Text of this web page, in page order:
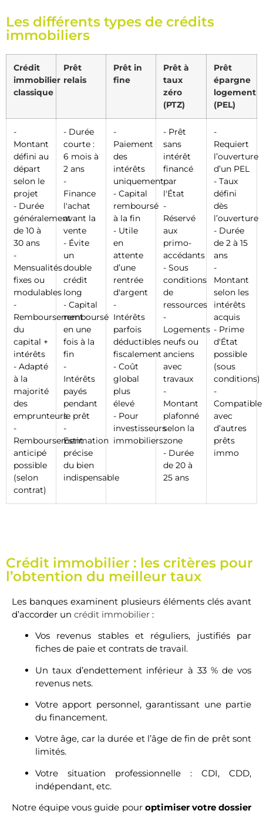
Les différents types de crédits
immobiliers
Crédit
immobilier
classique
Prêt
relais
Prêt in
fine
Prêt à
taux
zéro
(PTZ)
Prêt
épargne
logement
(PEL)
-
Montant
défini au
départ
selon le
projet
- Durée
généralement
de 10 à
30 ans
-
Mensualités
fixes ou
modulables
-
Remboursement
du
capital +
intérêts
- Adapté
à la
majorité
des
emprunteurs
-
Remboursement
anticipé
possible
(selon
contrat)
- Durée
courte :
6 mois à
2 ans
-
Finance
l'achat
avant la
vente
- Évite
un
double
crédit
long
- Capital
remboursé
en une
fois à la
fin
-
Intérêts
payés
pendant
le prêt
-
Estimation
précise
du bien
indispensable
-
Paiement
des
intérêts
uniquement
- Capital
remboursé
à la fin
- Utile
en
attente
d’une
rentrée
d'argent
-
Intérêts
parfois
déductibles
fiscalement
- Coût
global
plus
élevé
- Pour
investisseurs
immobiliers
- Prêt
sans
intérêt
financé
par
l'État
-
Réservé
aux
primo-
accédants
- Sous
conditions
de
ressources
-
Logements
neufs ou
anciens
avec
travaux
-
Montant
plafonné
selon la
zone
- Durée
de 20 à
25 ans
-
Requiert
l’ouverture
d’un PEL
- Taux
défini
dès
l’ouverture
- Durée
de 2 à 15
ans
-
Montant
selon les
intérêts
acquis
- Prime
d'État
possible
(sous
conditions)
-
Compatible
avec
d’autres
prêts
immo
Crédit immobilier : les critères pour
l’obtention du meilleur taux
Les banques examinent plusieurs éléments clés avant
d’accorder un crédit immobilier :
Vos revenus stables et réguliers, justifiés par
fiches de paie et contrats de travail.
Un taux d’endettement inférieur à 33 % de vos
revenus nets.
Votre apport personnel, garantissant une partie
du financement.
Votre âge, car la durée et l’âge de fin de prêt sont
limités.
Votre situation professionnelle : CDI, CDD,
indépendant, etc.
Notre équipe vous guide pour optimiser votre dossier